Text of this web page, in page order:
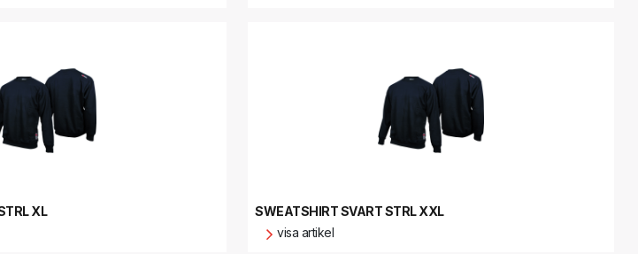
XL
SWEATSHIRT SVART STRL XXL
visa artikel